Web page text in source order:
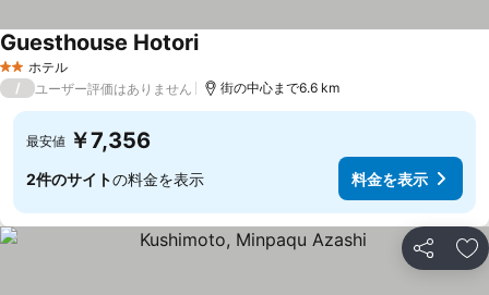
2 ホテルのランク
ホテル
Guesthouse Hotori
/ ユーザー評価はありません 街の中心まで6.6 km
最安値 ￥7,356
2件のサイトの料金を表示 料金を表示
シェア お